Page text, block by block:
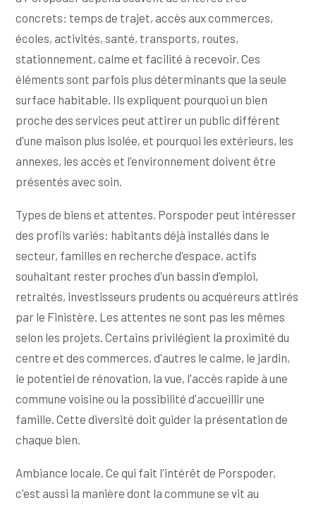
concrets: temps de trajet, accès aux commerces,
écoles, activités, santé, transports, routes,
stationnement, calme et facilité à recevoir. Ces
éléments sont parfois plus déterminants que la seule
surface habitable. Ils expliquent pourquoi un bien
proche des services peut attirer un public différent
d'une maison plus isolée, et pourquoi les extérieurs, les
annexes, les accès et l'environnement doivent être
présentés avec soin.
Types de biens et attentes. Porspoder peut intéresser
des profils variés: habitants déjà installés dans le
secteur, familles en recherche d'espace, actifs
souhaitant rester proches d'un bassin d'emploi,
retraités, investisseurs prudents ou acquéreurs attirés
par le Finistère. Les attentes ne sont pas les mêmes
selon les projets. Certains privilégient la proximité du
centre et des commerces, d'autres le calme, le jardin,
le potentiel de rénovation, la vue, l'accès rapide à une
commune voisine ou la possibilité d'accueillir une
famille. Cette diversité doit guider la présentation de
chaque bien.
Ambiance locale. Ce qui fait l'intérêt de Porspoder,
c'est aussi la manière dont la commune se vit au